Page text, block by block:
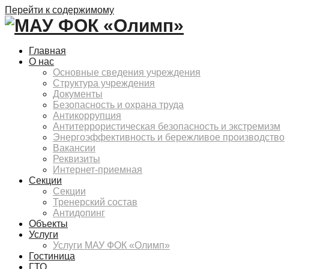
Перейти к содержимому
Главная
О нас
Основные сведения учреждения
Структура учреждения
Документы
Безопасность и охрана труда
Антикоррупция
Антитеррористическая безопасность и экстремизм
Энергоэффективность и бережливое производство
Вакансии
Реквизиты
Интернет-приемная
Секции
Секции
Тренерский состав
Антидопинг
Объекты
Услуги
Услуги МАУ ФОК «Олимп»
Гостиница
ГТО